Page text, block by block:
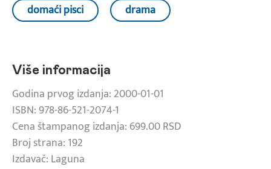
domaći pisci
drama
Više informacija
Godina prvog izdanja: 2000-01-01
ISBN: 978-86-521-2074-1
Cena štampanog izdanja: 699.00 RSD
Broj strana: 192
Izdavač: Laguna